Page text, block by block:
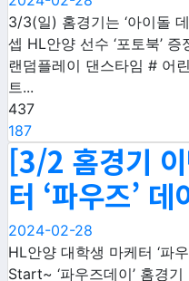
3/3(일) 홈경기는 ‘아이돌
셉 HL안양 선수 ‘포토북’
랜덤플레이 댄스타임 # 어
트...
437
187
[3/2 홈경기
터 ‘파우즈’ 데
2024-02-28
HL안양 대학생 마케터 ‘파
Start~ ‘파우즈데이’ 홈경